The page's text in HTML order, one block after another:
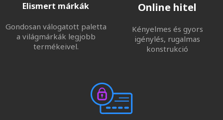
Elismert márkák
Gondosan válogatott paletta
a világmárkák legjobb
termékeivel.
Online hitel
Kényelmes és gyors
igénylés, rugalmas
konstrukció